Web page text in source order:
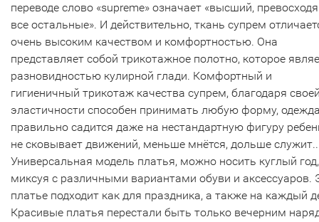
переводе слово «supreme» означает «высший,
все остальные». И действительно, ткань супрем
очень высоким качеством и комфортностью. Она
представляет собой трикотажное полотно, которое
разновидностью кулирной глади. Комфортный и
гигиеничный трикотаж качества супрем, благодаря
эластичности способен принимать любую форму,
правильно садится даже на нестандартную фигуру
не сковывает движений, меньше мнётся, дольше служит..
Универсальная модель платья, можно носить куглый год,
миксуя с различными вариантами обуви и аксессуаров.
платье подходит как для праздника, а также на каждый
Красивые платья перестали быть только вечерним